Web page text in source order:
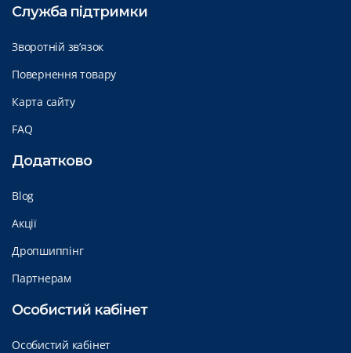
Служба підтримки
Зворотній зв’язок
Повернення товару
Карта сайту
FAQ
Додатково
Blog
Акції
Дропшиппінг
Партнерам
Особистий кабінет
Особистий кабінет